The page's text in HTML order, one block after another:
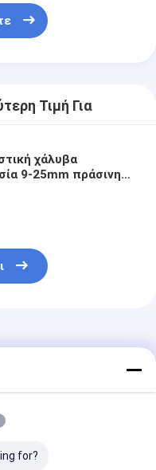
Τιμή Για
χάλυβα
9-25mm πράσινη
for?